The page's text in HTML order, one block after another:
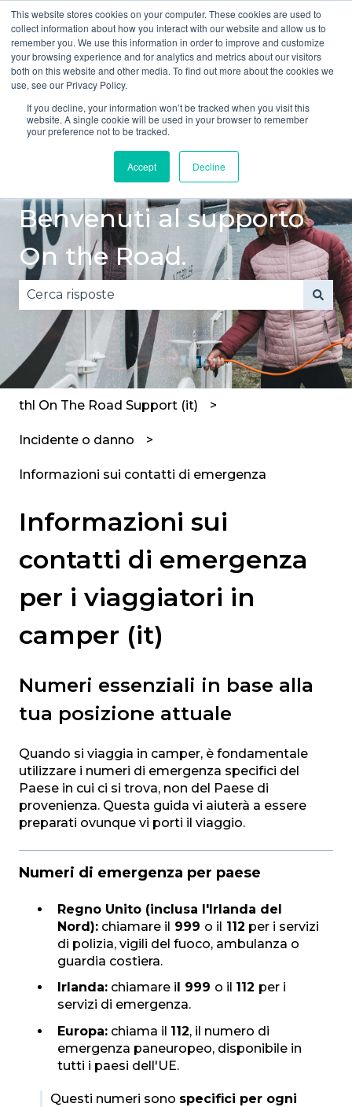
This website stores cookies on your computer. These cookies are used to
collect information about how you interact with our website and allow us to
remember you. We use this information in order to improve and customize
your browsing experience and for analytics and metrics about our visitors
both on this website and other media. To find out more about the cookies we
use, see our Privacy Policy.
If you decline, your information won’t be tracked when you visit this
website. A single cookie will be used in your browser to remember
your preference not to be tracked.
Accept Decline
ItalianoMostra sottomenu per le traduzioni
Guida
rapida
Guida
sicura
Incidente
o danno
Guasto
Benvenuti al supporto
On the Road.
Non sono presenti suggerimenti perché il
thl On The Road Support (it)
Incidente o danno
Informazioni sui contatti di emergenza
Informazioni sui
contatti di emergenza
per i viaggiatori in
camper (it)
Numeri essenziali in base alla
tua posizione attuale
Quando si viaggia in camper, è fondamentale
utilizzare i numeri di emergenza specifici del
Paese in cui ci si trova, non del Paese di
provenienza. Questa guida vi aiuterà a essere
preparati ovunque vi porti il ​​viaggio.
Numeri di emergenza per paese
Regno Unito (inclusa l'Irlanda del
Nord): chiamare il 999 o il 112 per i servizi
di polizia, vigili del fuoco, ambulanza o
guardia costiera.
Irlanda: chiamare i l 999 o il 112 per i
servizi di emergenza.
Europa: chiama il 112, il numero di
emergenza paneuropeo, disponibile in
tutti i paesi dell'UE.
Questi numeri sono specifici per ogni